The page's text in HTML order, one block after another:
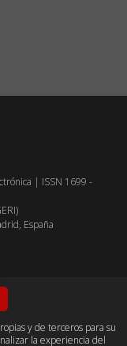
y de terceros para su
la experiencia del
| ISSN 1699 -
España
CORE PKP